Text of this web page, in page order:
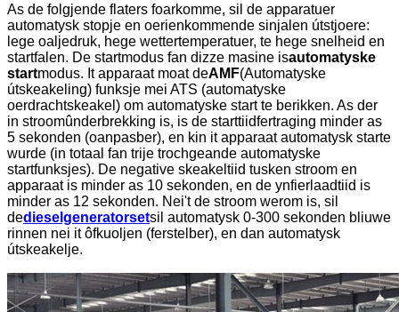
As de folgjende flaters foarkomme, sil de apparatuer
automatysk stopje en oerienkommende sinjalen útstjoere:
lege oaljedruk, hege wettertemperatuer, te hege snelheid en
startfalen. De startmodus fan dizze masine isautomatyske
startmodus. It apparaat moat deAMF(Automatyske
útskeakeling) funksje mei ATS (automatyske
oerdrachtskeakel) om automatyske start te berikken. As der
in stroomûnderbrekking is, is de starttiidfertraging minder as
5 sekonden (oanpasber), en kin it apparaat automatysk starte
wurde (in totaal fan trije trochgeande automatyske
startfunksjes). De negative skeakeltiid tusken stroom en
apparaat is minder as 10 sekonden, en de ynfierlaadtiid is
minder as 12 sekonden. Nei't de stroom werom is, sil
dedieselgeneratorsetsil automatysk 0-300 sekonden bliuwe
rinnen nei it ôfkuoljen (ferstelber), en dan automatysk
útskeakelje.